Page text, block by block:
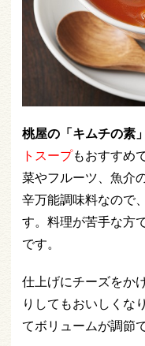
桃屋の「キムチの素」
トスープもおすすめ
菜やフルーツ、魚介
辛万能調味料なので
す。料理が苦手な方
です。
仕上げにチーズをか
りしてもおいしくな
てボリュームが調節